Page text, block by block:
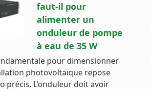
faut-il pour
alimenter un
onduleur de pompe
à eau de 35 W
pour dimensionner
photovoltaïque repose
précis. L’onduleur doit avoir